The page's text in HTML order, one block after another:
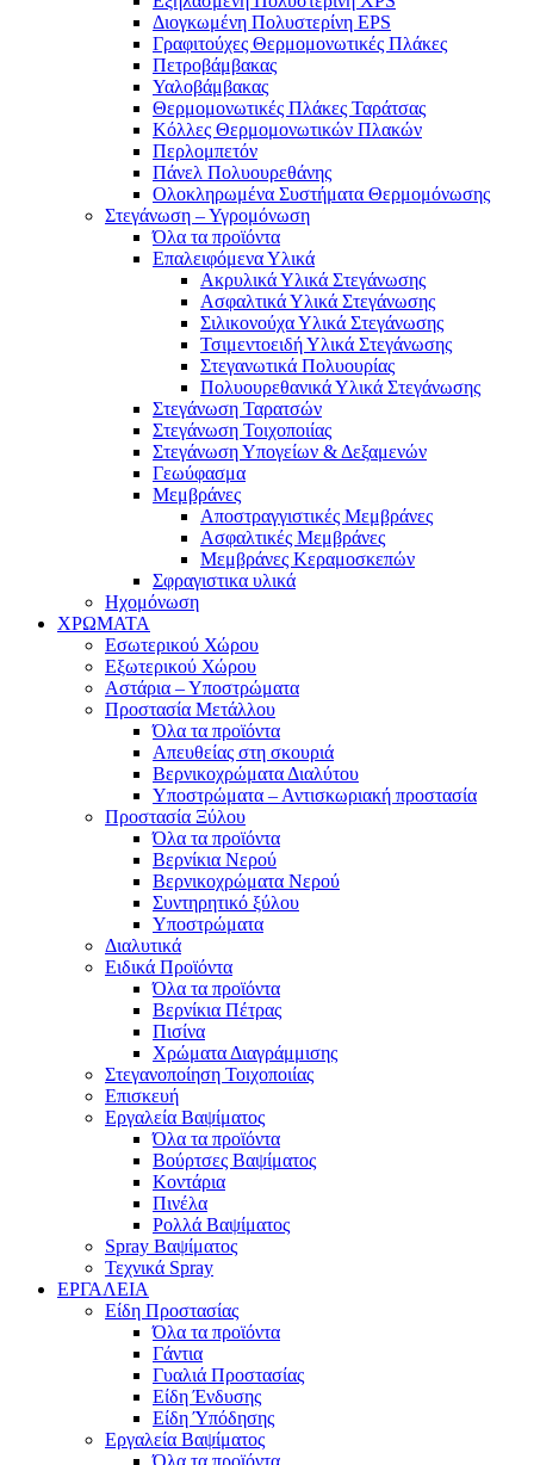
Διογκωμένη Πολυστερίνη EPS
Γραφιτούχες Θερμομονωτικές Πλάκες
Πετροβάμβακας
Υαλοβάμβακας
Θερμομονωτικές Πλάκες Ταράτσας
Κόλλες Θερμομονωτικών Πλακών
Περλομπετόν
Πάνελ Πολυουρεθάνης
Ολοκληρωμένα Συστήματα Θερμομόνωσης
Στεγάνωση – Υγρομόνωση
Όλα τα προϊόντα
Επαλειφόμενα Υλικά
Ακρυλικά Υλικά Στεγάνωσης
Ασφαλτικά Υλικά Στεγάνωσης
Σιλικονούχα Υλικά Στεγάνωσης
Τσιμεντοειδή Υλικά Στεγάνωσης
Στεγανωτικά Πολυουρίας
Πολυουρεθανικά Υλικά Στεγάνωσης
Στεγάνωση Ταρατσών
Στεγάνωση Τοιχοποιίας
Στεγάνωση Υπογείων & Δεξαμενών
Γεωύφασμα
Μεμβράνες
Αποστραγγιστικές Μεμβράνες
Ασφαλτικές Μεμβράνες
Μεμβράνες Κεραμοσκεπών
Σφραγιστικα υλικά
Ηχομόνωση
ΧΡΩΜΑΤΑ
Εσωτερικού Χώρου
Εξωτερικού Χώρου
Αστάρια – Υποστρώματα
Προστασία Μετάλλου
Όλα τα προϊόντα
Απευθείας στη σκουριά
Βερνικοχρώματα Διαλύτου
Υποστρώματα – Αντισκωριακή προστασία
Προστασία Ξύλου
Όλα τα προϊόντα
Βερνίκια Νερού
Βερνικοχρώματα Νερού
Συντηρητικό ξύλου
Υποστρώματα
Διαλυτικά
Ειδικά Προϊόντα
Όλα τα προϊόντα
Βερνίκια Πέτρας
Πισίνα
Χρώματα Διαγράμμισης
Στεγανοποίηση Τοιχοποιίας
Επισκευή
Εργαλεία Βαψίματος
Όλα τα προϊόντα
Βούρτσες Βαψίματος
Κοντάρια
Πινέλα
Ρολλά Βαψίματος
Spray Βαψίματος
Τεχνικά Spray
ΕΡΓΑΛΕΙΑ
Είδη Προστασίας
Όλα τα προϊόντα
Γάντια
Γυαλιά Προστασίας
Είδη Ένδυσης
Είδη Ύπόδησης
Εργαλεία Βαψίματος
Όλα τα προϊόντα